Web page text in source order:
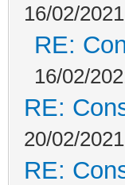
16/02/
RE:
16/02/
RE:
20/02/
RE: